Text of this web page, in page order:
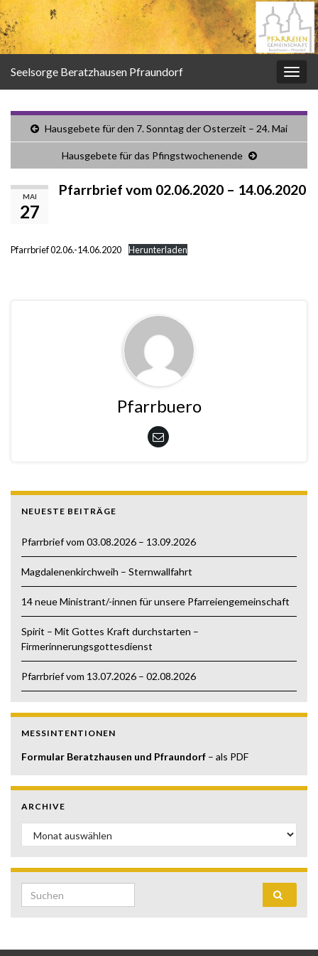
Seelsorge Beratzhausen Pfraundorf
Hausgebete für den 7. Sonntag der Osterzeit – 24. Mai
Hausgebete für das Pfingstwochenende
MAI
27
Pfarrbrief vom 02.06.2020 – 14.06.2020
Pfarrbrief 02.06.-14.06.2020 Herunterladen
Pfarrbuero
NEUESTE BEITRÄGE
Pfarrbrief vom 03.08.2026 – 13.09.2026
Magdalenenkirchweih – Sternwallfahrt
14 neue Ministrant/-innen für unsere Pfarreiengemeinschaft
Spirit – Mit Gottes Kraft durchstarten –
Firmerinnerungsgottesdienst
Pfarrbrief vom 13.07.2026 – 02.08.2026
MESSINTENTIONEN
Formular Beratzhausen und Pfraundorf – als PDF
ARCHIVE
Archive
Search for: